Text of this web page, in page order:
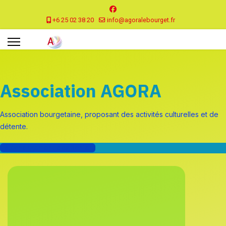
+6 25 02 38 20 info@agoralebourget.fr
Association AGORA
Association bourgetaine, proposant des activités culturelles et de
détente.
Téléchargement des fichiers